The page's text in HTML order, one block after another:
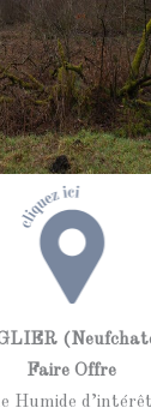
Faire Offre
Humide